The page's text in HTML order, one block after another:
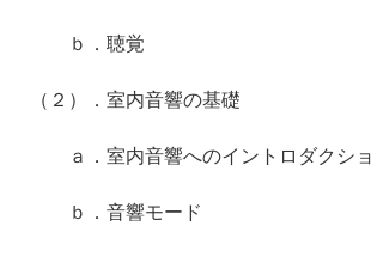
ｂ．聴覚
（２）．室内音響の基礎
ａ．室内音響へのイントロダクシ
ｂ．音響モード